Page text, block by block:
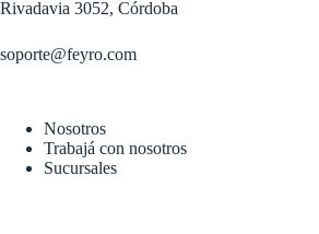
Rivadavia 3052, Córdoba
soporte@feyro.com
Nosotros
Trabajá con nosotros
Sucursales